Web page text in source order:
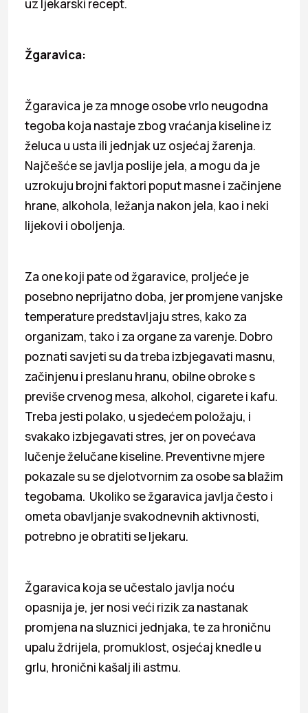
uz ljekarski recept.
Žgaravica:
Žgaravica je za mnoge osobe vrlo neugodna
tegoba koja nastaje zbog vraćanja kiseline iz
želuca u usta ili jednjak uz osjećaj žarenja.
Najčešće se javlja poslije jela, a mogu da je
uzrokuju brojni faktori poput masne i začinjene
hrane, alkohola, ležanja nakon jela, kao i neki
lijekovi i oboljenja.
Za one koji pate od žgaravice, proljeće je
posebno neprijatno doba, jer promjene vanjske
temperature predstavljaju stres, kako za
organizam, tako i za organe za varenje. Dobro
poznati savjeti su da treba izbjegavati masnu,
začinjenu i preslanu hranu, obilne obroke s
previše crvenog mesa, alkohol, cigarete i kafu.
Treba jesti polako, u sjedećem položaju, i
svakako izbjegavati stres, jer on povećava
lučenje želučane kiseline. Preventivne mjere
pokazale su se djelotvornim za osobe sa blažim
tegobama. Ukoliko se žgaravica javlja često i
ometa obavljanje svakodnevnih aktivnosti,
potrebno je obratiti se ljekaru.
Žgaravica koja se učestalo javlja noću
opasnija je, jer nosi veći rizik za nastanak
promjena na sluznici jednjaka, te za hroničnu
upalu ždrijela, promuklost, osjećaj knedle u
grlu, hronični kašalj ili astmu.